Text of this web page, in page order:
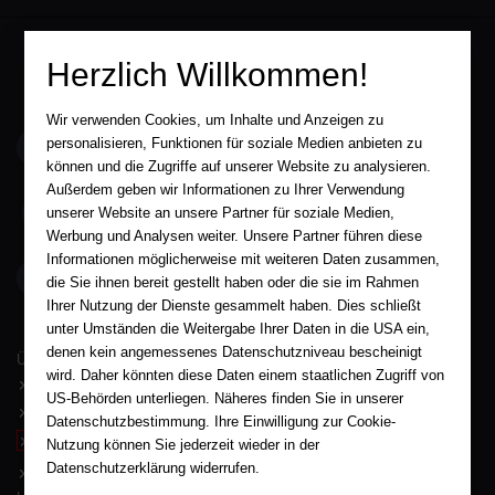
service@aha-buch.de
05563 / 9996039
AHA-BUCH GmbH
Garlebsen 48
37574 Einbeck
Wir sind gerne für Sie persönlich da.
Über AHA-BUCH
AGB
Widerruf
Datenschutz
Herzlich Willkommen!
Wir verwenden Cookies, um Inhalte und Anzeigen zu
personalisieren, Funktionen für soziale Medien anbieten zu
können und die Zugriffe auf unserer Website zu analysieren.
Außerdem geben wir Informationen zu Ihrer Verwendung
unserer Website an unsere Partner für soziale Medien,
Werbung und Analysen weiter. Unsere Partner führen diese
Informationen möglicherweise mit weiteren Daten zusammen,
die Sie ihnen bereit gestellt haben oder die sie im Rahmen
Ihrer Nutzung der Dienste gesammelt haben. Dies schließt
unter Umständen die Weitergabe Ihrer Daten in die USA ein,
denen kein angemessenes Datenschutzniveau bescheinigt
wird. Daher könnten diese Daten einem staatlichen Zugriff von
US-Behörden unterliegen. Näheres finden Sie in unserer
Datenschutzbestimmung. Ihre Einwilligung zur Cookie-
Nutzung können Sie jederzeit wieder in der
Datenschutzerklärung widerrufen.